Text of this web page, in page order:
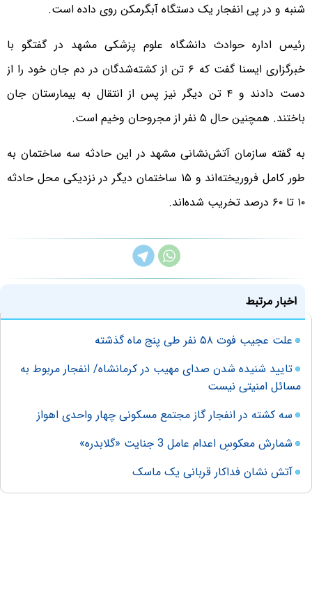
شنبه و در پی انفجار یک دستگاه آبگرمکن روی داده است.
رئیس اداره حوادث دانشگاه علوم پزشکی مشهد در گفتگو با
خبرگزاری ایسنا گفت که ۶ تن از کشته‌شدگان در دم جان خود را از
دست دادند و ۴ تن دیگر نیز پس از انتقال به بیمارستان جان
باختند. همچنین حال ۵ نفر از مجروحان وخیم است.
به گفته سازمان آتش‌نشانی مشهد در این حادثه سه ساختمان به
طور کامل فروریخته‌اند و ۱۵ ساختمان دیگر در نزدیکی محل حادثه
۱۰ تا ۶۰ درصد تخریب شده‌اند.
اخبار مرتبط
علت عجیب فوت ۵۸ نفر طی پنج ماه گذشته
تایید شنیده شدن صدای مهیب در کرمانشاه/ انفجار مربوط به
مسائل امنیتی نیست
سه کشته در انفجار گاز مجتمع مسکونی چهار واحدی اهواز
شمارش معکوسِ اعدام عامل 3 جنایت «گلابدره»
آتش نشان فداکار قربانی یک ماسک